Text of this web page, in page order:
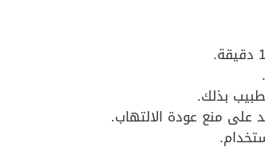
بذلك.
على منع عودة الالتهاب.